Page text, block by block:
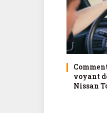
voyant
Nissan